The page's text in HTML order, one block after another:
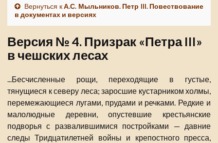
Вернуться кА.С. Мыльников. Петр III. Повествование
в документах и версиях
Версия № 4. Призрак «Петра III»
в чешских лесах
...Бесчисленные рощи, переходящие в густые,
тянущиеся к северу леса; заросшие кустарником холмы,
перемежающиеся лугами, прудами и речками. Редкие и
малолюдные деревни, опустевшие крестьянские
подворья с развалившимися постройками — давние
следы Тридцатилетней войны и крепостного пресса,